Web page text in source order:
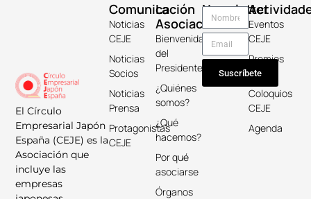
El Círculo
Empresarial Japón
España (CEJE) es la
Asociación que
incluye las
empresas
La
Asociación
Bienvenida
del
Presidente
¿Quiénes
somos?
¿Qué
hacemos?
Por qué
asociarse
Órganos
Comunicación
Noticias
CEJE
Noticias
Socios
Noticias
Prensa
Protagonistas
CEJE
Eventos
CEJE
Premios
Keicho
Coloquios
CEJE
Agenda
Newsletter
Suscríbete